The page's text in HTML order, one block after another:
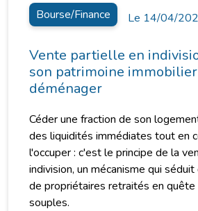
Bourse/Finance Le 14/04/
Vente partielle en
son patrimoine
déménager
Céder une fraction de son
des liquidités immédiates tout en
l'occuper : c'est le principe de la
indivision, un mécanisme qui
de propriétaires retraités en
souples.